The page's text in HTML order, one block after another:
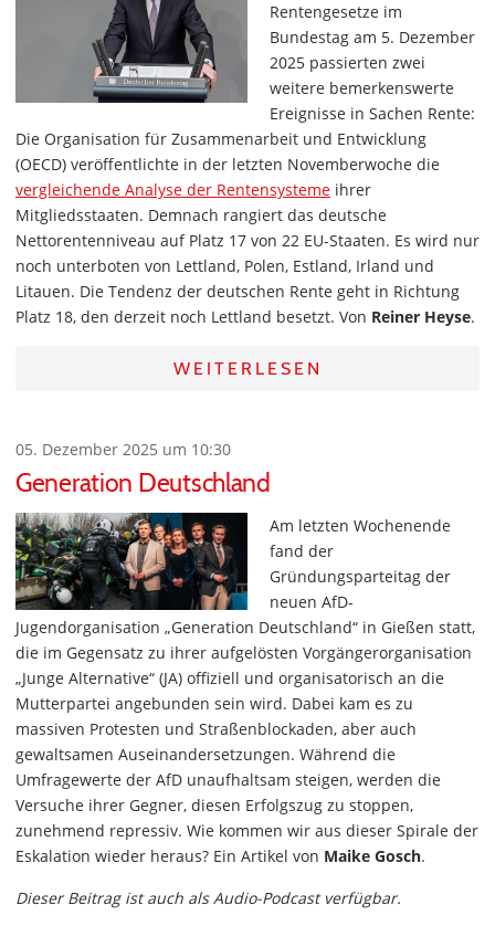
Rentengesetze im
Bundestag am 5. Dezember
2025 passierten zwei
weitere bemerkenswerte
Ereignisse in Sachen Rente:
Die Organisation für Zusammenarbeit und Entwicklung
(OECD) veröffentlichte in der letzten Novemberwoche die
vergleichende Analyse der Rentensysteme ihrer
Mitgliedsstaaten. Demnach rangiert das deutsche
Nettorentenniveau auf Platz 17 von 22 EU-Staaten. Es wird nur
noch unterboten von Lettland, Polen, Estland, Irland und
Litauen. Die Tendenz der deutschen Rente geht in Richtung
Platz 18, den derzeit noch Lettland besetzt. Von Reiner Heyse.
WEITERLESEN
05. Dezember 2025 um 10:30
Generation Deutschland
Am letzten Wochenende
fand der
Gründungsparteitag der
neuen AfD-
Jugendorganisation „Generation Deutschland“ in Gießen statt,
die im Gegensatz zu ihrer aufgelösten Vorgängerorganisation
„Junge Alternative“ (JA) offiziell und organisatorisch an die
Mutterpartei angebunden sein wird. Dabei kam es zu
massiven Protesten und Straßenblockaden, aber auch
gewaltsamen Auseinandersetzungen. Während die
Umfragewerte der AfD unaufhaltsam steigen, werden die
Versuche ihrer Gegner, diesen Erfolgszug zu stoppen,
zunehmend repressiv. Wie kommen wir aus dieser Spirale der
Eskalation wieder heraus? Ein Artikel von Maike Gosch.
Dieser Beitrag ist auch als Audio-Podcast verfügbar.